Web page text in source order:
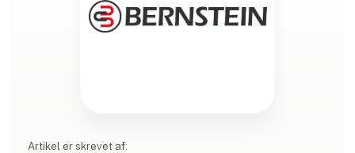
Artikel er skrevet af: